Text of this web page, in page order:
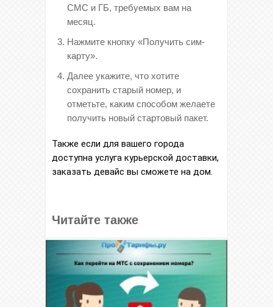
СМС и ГБ, требуемых вам на
месяц.
Нажмите кнопку «Получить сим-
карту».
Далее укажите, что хотите
сохранить старый номер, и
отметьте, каким способом желаете
получить новый стартовый пакет.
Также если для вашего города
доступна услуга курьерской доставки,
заказать девайс вы сможете на дом.
Читайте также